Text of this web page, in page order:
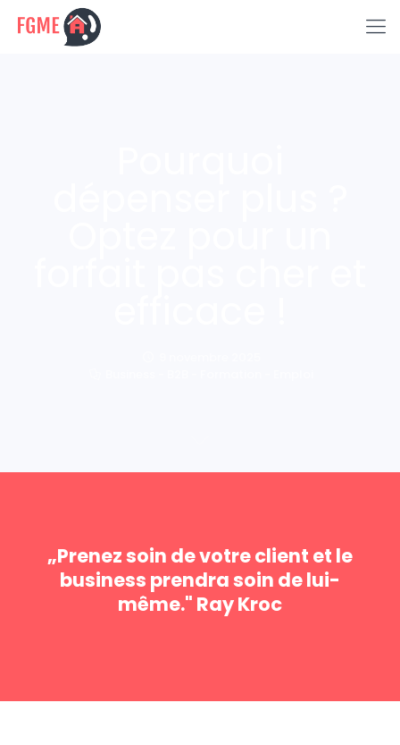
„Prenez soin de votre client et le
business prendra soin de lui-
même." Ray Kroc